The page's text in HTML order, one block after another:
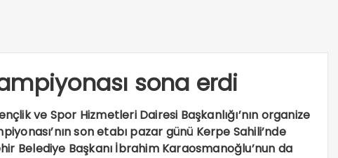
sona erdi
ve Spor Hizmetleri Dairesi Başkanlığı’nın organize
son etabı pazar günü Kerpe Sahili’nde
Belediye Başkanı İbrahim Karaosmanoğlu’nun da